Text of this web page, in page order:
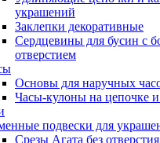
украшений
Заклепки декоративные
Сердцевины для бусин с
отверстием
Основы для наручных
Часы-кулоны на цепочке и
подвески для
Срезы Агата без отверстия